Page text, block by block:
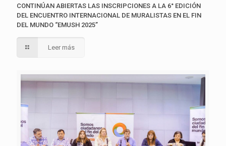
CONTINÚAN ABIERTAS LAS INSCRIPCIONES A LA 6° EDICIÓN
DEL ENCUENTRO INTERNACIONAL DE MURALISTAS EN EL FIN
DEL MUNDO “EMUSH 2025”
Leer más